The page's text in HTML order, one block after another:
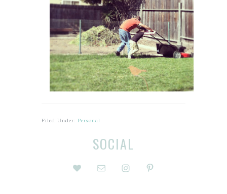
Filed Under:Personal
Interactions
SOCIAL